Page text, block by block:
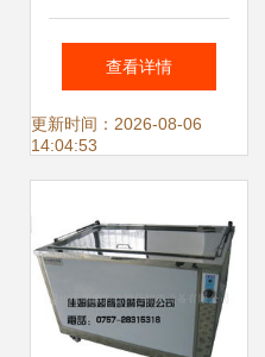
接机 高效焊接的利
器与行业应用解析
查看详情
更新时间：2026-08-06
14:04:53